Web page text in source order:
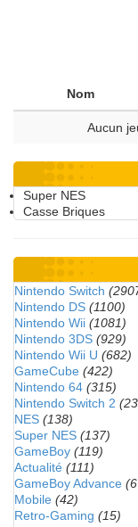
Nom
Aucun
Super NES
Casse Briques
Nintendo Switch
Nintendo DS (1100)
Nintendo Wii (1081)
Nintendo 3DS (929)
Nintendo Wii U (682)
GameCube (422)
Nintendo 64 (315)
Nintendo Switch 2
NES (138)
Super NES (137)
GameBoy (119)
Actualité (111)
GameBoy Advance
Mobile (42)
Retro-Gaming (15)